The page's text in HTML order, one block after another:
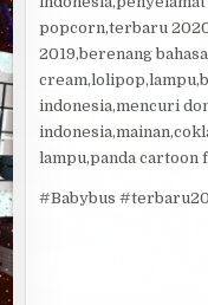
popcorn,terbaru
2019,berenang
indonesia,mencuri
lampu,panda cartoon
#Babybus